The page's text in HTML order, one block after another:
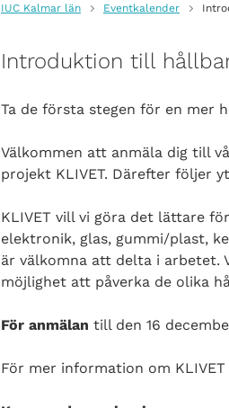
IUC Kalmar län Eventkalender
Introduktion till
Ta de första stegen för en mer
Välkommen att anmäla dig till
projekt KLIVET. Därefter följer
KLIVET vill vi göra det lättare
elektronik, glas, gummi/plast,
är välkomna att delta i arbetet.
möjlighet att påverka de olika
För anmälan till den 16
För mer information om